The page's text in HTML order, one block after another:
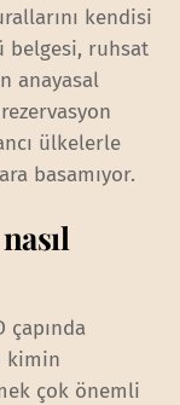
kendisi
belgesi, ruhsat
anayasal
ülkelerle
basamıyor.
çapında
kimin
çok önemli